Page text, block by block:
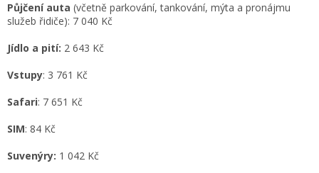
Půjčení auta (včetně parkování, tankování, mýta a pronájmu
služeb řidiče): 7 040 Kč
Jídlo a pití: 2 643 Kč
Vstupy: 3 761 Kč
Safari: 7 651 Kč
SIM: 84 Kč
Suvenýry: 1 042 Kč